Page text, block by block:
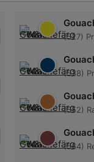
(527)
(538)
(552)
(564)